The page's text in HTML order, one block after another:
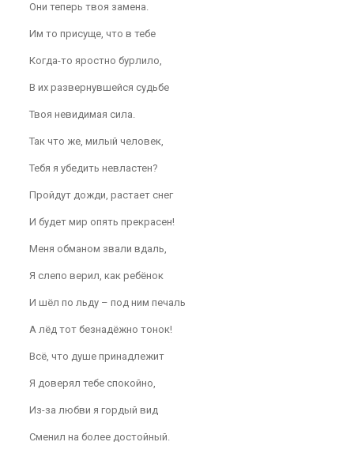
Они теперь твоя замена.
Им то присуще, что в тебе
Когда-то яростно бурлило,
В их развернувшейся судьбе
Твоя невидимая сила.
Так что же, милый человек,
Тебя я убедить невластен?
Пройдут дожди, растает снег
И будет мир опять прекрасен!
Меня обманом звали вдаль,
Я слепо верил, как ребёнок
И шёл по льду – под ним печаль
А лёд тот безнадёжно тонок!
Всё, что душе принадлежит
Я доверял тебе спокойно,
Из-за любви я гордый вид
Сменил на более достойный.